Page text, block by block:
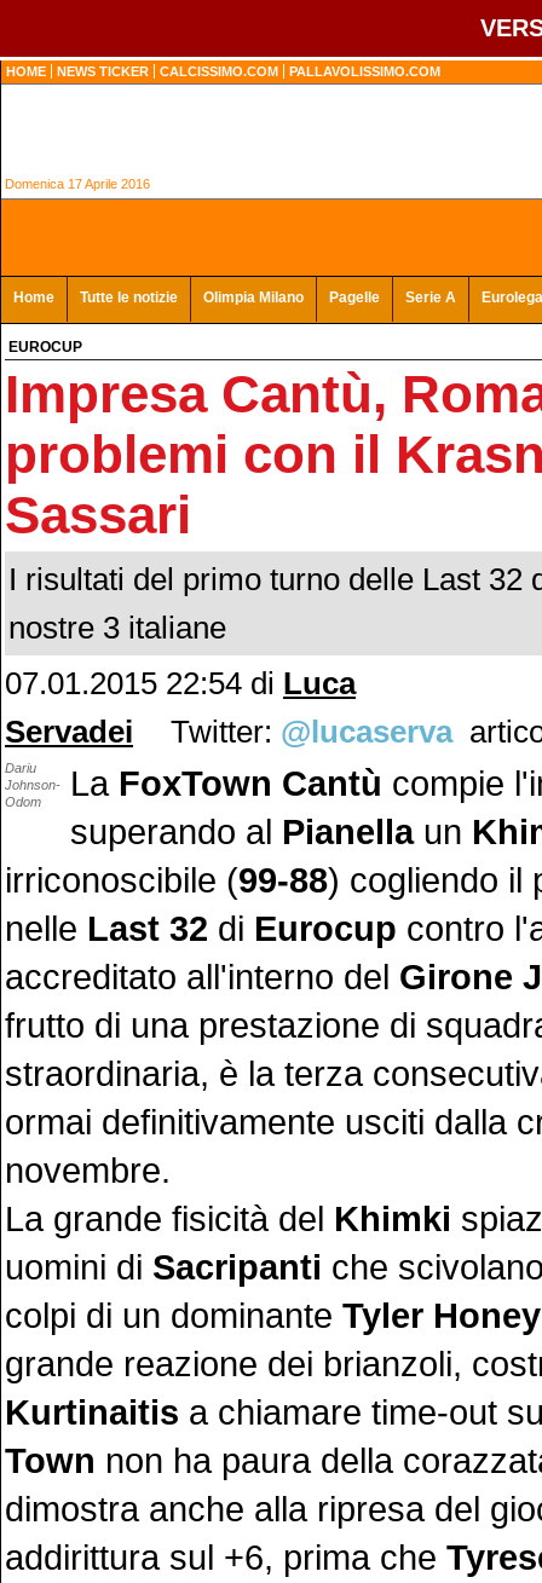
HOME NEWS TICKER CALCISSIMO.COM PALLAVOLISSIMO.COM
Domenica 17 Aprile 2016
Home Tutte le notizie Olimpia Milano Pagelle Serie A Eurolega
EUROCUP
Impresa Cantù,
problemi con il
Sassari
I risultati del primo turno delle Last 32
nostre 3 italiane
07.01.2015 22:54 di Luca
Servadei
Twitter: @lucaserva
Dariu
Johnson-
Odom
La FoxTown Cantù compie
superando al Pianellaun
irriconoscibile (99-88) cogliendo il
nelle Last 32 di Eurocup contro
accreditato all'interno del Girone J
frutto di una prestazione di
straordinaria, è la terza
ormai definitivamente usciti dalla
novembre.
La grande fisicità del Khimki
uomini di Sacripanti che
colpi di un dominante Tyler
grande reazione dei brianzoli,
Kurtinaitis a chiamare time-out
Town non ha paura della
dimostra anche alla ripresa del
addirittura sul +6, prima che